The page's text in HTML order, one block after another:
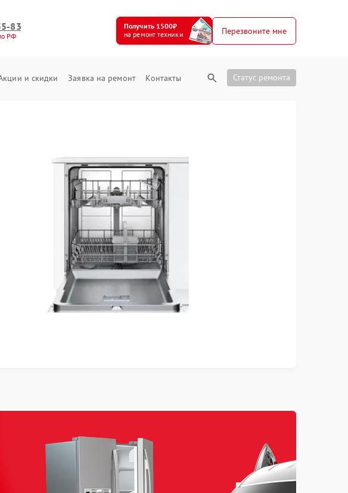
83
РФ
Получить 1500₽
на ремонт техники
Перезвоните мне
и скидки Заявка на ремонт Контакты Статус ремонта